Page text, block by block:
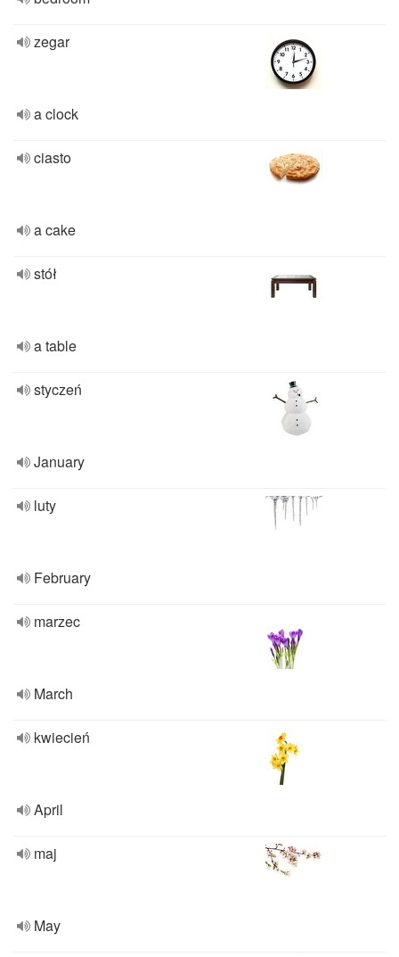
zegar
a clock
ciasto
a cake
stół
a table
styczeń
January
luty
February
marzec
March
kwiecień
April
maj
May